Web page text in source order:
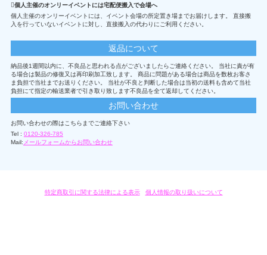
個人主催のオンリーイベントには宅配便搬入で会場へ
個人主催のオンリーイベントには、イベント会場の所定置き場までお届けします。 直接搬
入を行っていないイベントに対し、直接搬入の代わりにご利用ください。
返品について
納品後1週間以内に、不良品と思われる点がございましたらご連絡ください。 当社に責が有
る場合は製品の修復又は再印刷加工致します。 商品に問題がある場合は商品を数枚お客さ
ま負担で当社までお送りください。 当社が不良と判断した場合は当初の送料も含めて当社
負担にて指定の輸送業者で引き取り致します不良品を全て返却してください。
お問い合わせ
お問い合わせの際はこちらまでご連絡下さい
Tel : 0120-326-785
Mail: メールフォームからお問い合わせ
特定商取引に関する法律による表示/ 個人情報の取り扱いについて